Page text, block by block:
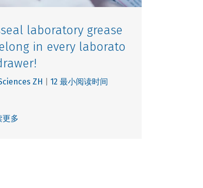
laboratory grease
in every laborato
ZH 12 最小阅读时间
更多